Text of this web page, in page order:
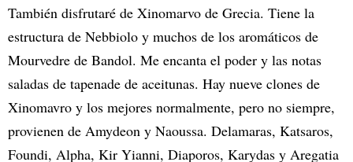
También disfrutaré de Xinomarvo de Grecia. Tiene la
estructura de Nebbiolo y muchos de los aromáticos de
Mourvedre de Bandol. Me encanta el poder y las notas
saladas de tapenade de aceitunas. Hay nueve clones de
Xinomavro y los mejores normalmente, pero no siempre,
provienen de Amydeon y Naoussa. Delamaras, Katsaros,
Foundi, Alpha, Kir Yianni, Diaporos, Karydas y Aregatia